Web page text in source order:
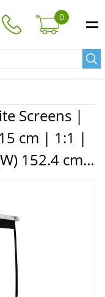
0
cm | 1:1 |
152.4 cm |